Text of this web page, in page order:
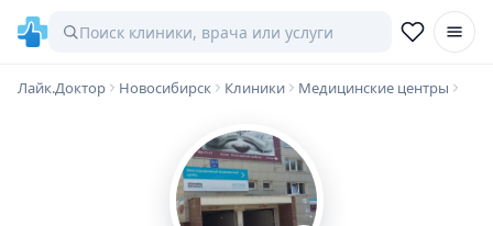
Лайк.Доктор Новосибирск Клиники Медицинские центры